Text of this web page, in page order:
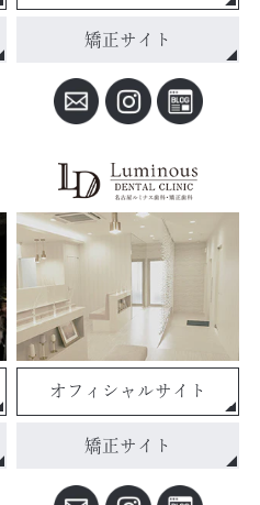
矯正サイト
オフィシャルサイト
矯正サイト